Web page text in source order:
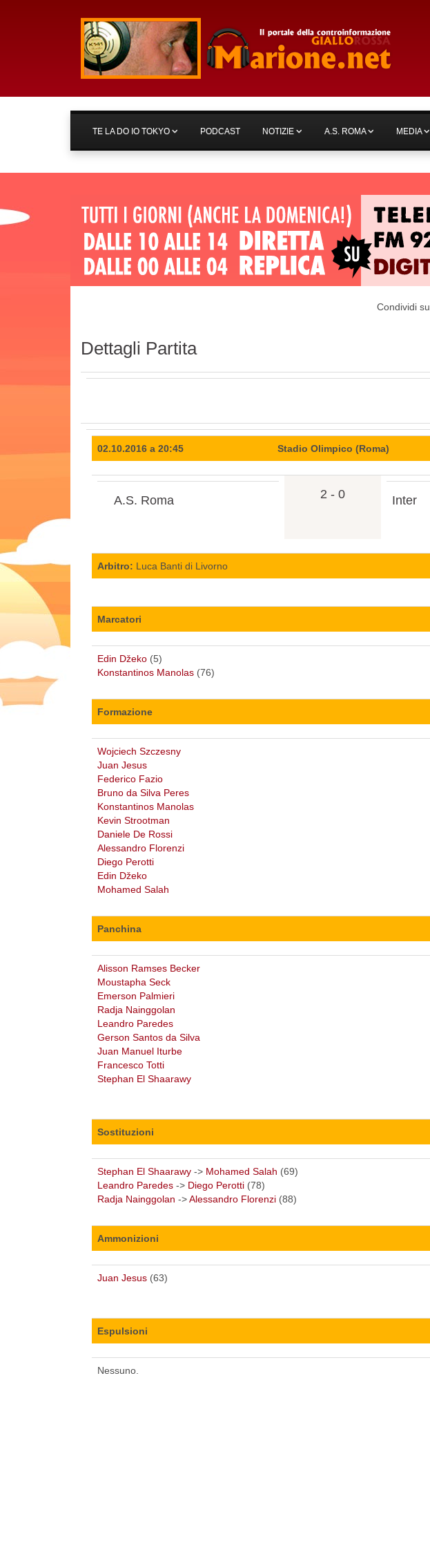
TE LA DO IO TOKYO PODCAST NOTIZIE A.S. ROMA MEDIA
Condividi su
Dettagli Partita
02.10.2016 a 20:45 Stadio Olimpico (Roma)
A.S. Roma 2 - 0 Inter
Arbitro: Luca Banti di Livorno
Marcatori
Edin Džeko (5)
Konstantinos Manolas (76)
Formazione
Wojciech Szczesny
Juan Jesus
Federico Fazio
Bruno da Silva Peres
Konstantinos Manolas
Kevin Strootman
Daniele De Rossi
Alessandro Florenzi
Diego Perotti
Edin Džeko
Mohamed Salah
Panchina
Alisson Ramses Becker
Moustapha Seck
Emerson Palmieri
Radja Nainggolan
Leandro Paredes
Gerson Santos da Silva
Juan Manuel Iturbe
Francesco Totti
Stephan El Shaarawy
Sostituzioni
Stephan El Shaarawy -> Mohamed Salah (69)
Leandro Paredes -> Diego Perotti (78)
Radja Nainggolan ->Alessandro Florenzi (88)
Ammonizioni
Juan Jesus (63)
Espulsioni
Nessuno.